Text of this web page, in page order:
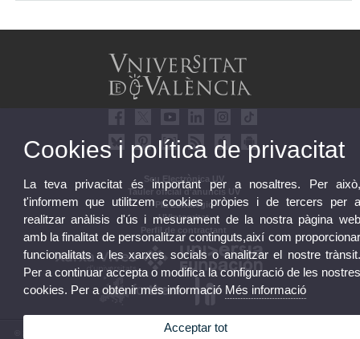
Seu Electrònica UV
Tauler oficial d'anuncis UV
Pla Estratègic
UVintegritat
Perfil de contractant
© 2026 UV. - Av. Blasco Ibáñez, 13. 46010 València. Espanya. Tel. UV: (+34) 963 86 41 00
Cookies i política de privacitat
La teva privacitat és important per a nosaltres. Per
t'informem que utilitzem cookies pròpies i de tercers per
realitzar anàlisis d'ús i mesurament de la nostra pàgina
amb la finalitat de personalitzar continguts,així com
funcionalitats a les xarxes socials o analitzar el nostre
Per a continuar accepta o modifica la configuració de les
cookies. Per a obtenir més informació Més informació
Acceptar tot